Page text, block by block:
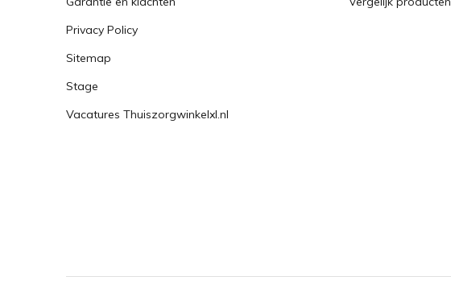
Privacy Policy
Sitemap
Stage
Vacatures Thuiszorgwinkelxl.nl